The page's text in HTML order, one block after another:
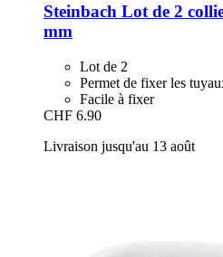
Steinbach Lot de 2
mm
Lot de 2
Permet de fixer les
Facile à fixer
CHF 6.90
Livraison jusqu'au 13 août